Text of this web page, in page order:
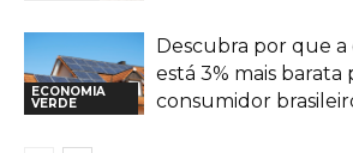
ECONOMIA
VERDE
Descubra por que
está 3% mais barata
consumidor